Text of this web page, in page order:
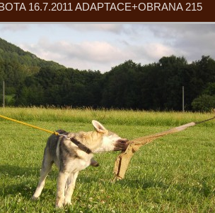
16.7.2011 ADAPTACE+OBRANA 215